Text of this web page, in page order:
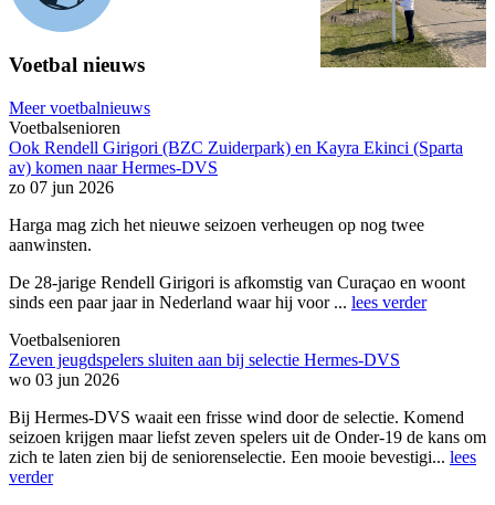
Voetbal nieuws
Meer voetbalnieuws
Voetbalsenioren
Ook Rendell Girigori (BZC Zuiderpark) en Kayra Ekinci (Sparta
av) komen naar Hermes-DVS
zo 07 jun 2026
Harga mag zich het nieuwe seizoen verheugen op nog twee
aanwinsten.
De 28-jarige Rendell Girigori is afkomstig van Curaçao en woont
sinds een paar jaar in Nederland waar hij voor ... lees verder
Voetbalsenioren
Zeven jeugdspelers sluiten aan bij selectie Hermes-DVS
wo 03 jun 2026
Bij Hermes-DVS waait een frisse wind door de selectie. Komend
seizoen krijgen maar liefst zeven spelers uit de Onder-19 de kans om
zich te laten zien bij de seniorenselectie. Een mooie bevestigi... lees
verder